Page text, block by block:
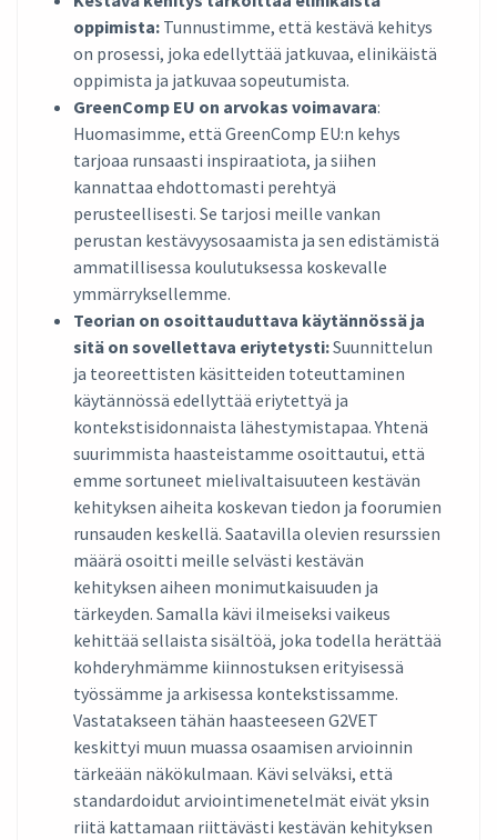
oppimista: Tunnustimme, että kestävä kehitys
on prosessi, joka edellyttää jatkuvaa, elinikäistä
oppimista ja jatkuvaa sopeutumista.
GreenComp EU on arvokas voimavara:
Huomasimme, että GreenComp EU:n kehys
tarjoaa runsaasti inspiraatiota, ja siihen
kannattaa ehdottomasti perehtyä
perusteellisesti. Se tarjosi meille vankan
perustan kestävyysosaamista ja sen edistämistä
ammatillisessa koulutuksessa koskevalle
ymmärryksellemme.
Teorian on osoittauduttava käytännössä ja
sitä on sovellettava eriytetysti:Suunnittelun
ja teoreettisten käsitteiden toteuttaminen
käytännössä edellyttää eriytettyä ja
kontekstisidonnaista lähestymistapaa. Yhtenä
suurimmista haasteistamme osoittautui, että
emme sortuneet mielivaltaisuuteen kestävän
kehityksen aiheita koskevan tiedon ja foorumien
runsauden keskellä. Saatavilla olevien resurssien
määrä osoitti meille selvästi kestävän
kehityksen aiheen monimutkaisuuden ja
tärkeyden. Samalla kävi ilmeiseksi vaikeus
kehittää sellaista sisältöä, joka todella herättää
kohderyhmämme kiinnostuksen erityisessä
työssämme ja arkisessa kontekstissamme.
Vastatakseen tähän haasteeseen G2VET
keskittyi muun muassa osaamisen arvioinnin
tärkeään näkökulmaan. Kävi selväksi, että
standardoidut arviointimenetelmät eivät yksin
riitä kattamaan riittävästi kestävän kehityksen